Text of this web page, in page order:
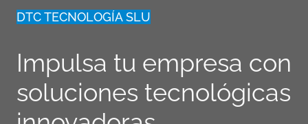
DTC TECNOLOGÍA SLU
Impulsa tu empresa con
soluciones tecnológicas